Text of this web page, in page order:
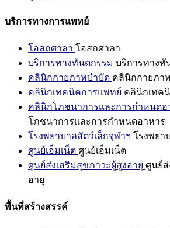
บริการทางการแพทย์
โอสถศาลา โอสถศาลา
บริการทางทันตกรรม บริการทางทั
คลินิกกายภาพบำบัด คลินิกกายภา
คลินิกเทคนิคการแพทย์ คลินิกเทค
คลินิกโภชนาการและการกำหนดอ
โภชนาการและการกำหนดอาหาร
โรงพยาบาลสัตว์เล็กจุฬาฯ โรงพยา
ศูนย์เอ็มเน็ต ศูนย์เอ็มเน็ต
ศูนย์ส่งเสริมสุขภาวะผู้สูงอายุ ศูนย์ส่
อายุ
พื้นที่สร้างสรรค์